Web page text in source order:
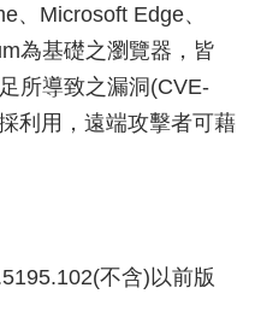
、Microsoft Edge、
為基礎之瀏覽器，皆
所導致之漏洞(CVE-
利用，遠端攻擊者可藉
不含)以前版